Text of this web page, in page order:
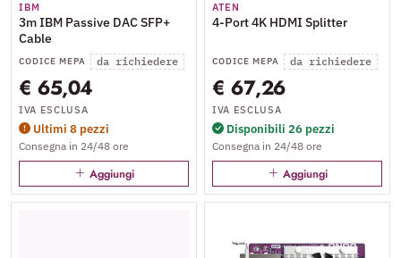
IBM
3m IBM Passive DAC SFP+
Cable
CODICE MEPA da richiedere
€ 65,04
IVA ESCLUSA
Ultimi 8 pezzi
Consegna in 24/48 ore
Aggiungi
ATEN
4-Port 4K HDMI Splitter
CODICE MEPA da richiedere
€ 67,26
IVA ESCLUSA
Disponibili 26 pezzi
Consegna in 24/48 ore
Aggiungi